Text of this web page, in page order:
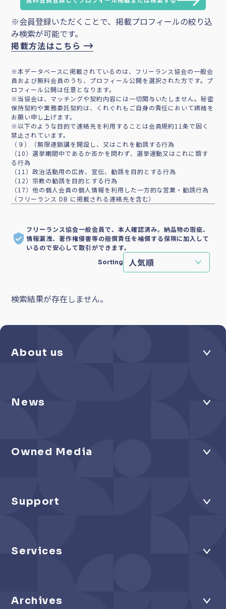
※会員登録いただくことで、掲載プロフィールの絞り込
み検索が可能です。
掲載方法はこちら
※本データベースに掲載されているのは、フリーランス協会の一般会
員および無料会員のうち、プロフィール公開を選択された方です。プ
ロフィール公開は任意となります。
※当協会は、マッチングや契約内容には一切関与いたしません。秘密
保持契約や業務委託契約は、くれぐれもご自身の責任において締結を
お願い申し上げます。
※以下のような目的で連絡先を利用することは会員規約11条で固く
禁止されています。
（９）（無限連鎖講を開設し、又はこれを勧誘する行為
（10）選挙期間中であるか否かを問わず、選挙運動又はこれに類す
る行為
（11）政治活動用の広告、宣伝、勧誘を目的とする行為
（12）宗教の勧誘を目的とする行為
（17）他の個人会員の個人情報を利用した一方的な営業・勧誘行為
（フリーランス DB に掲載される連絡先を含む）
フリーランス協会一般会員で、本人確認済み。納品物の瑕疵、
情報漏洩、著作権侵害等の賠償責任を補償する保険に加入して
いるので安心して取引ができます。
Sorting
検索結果が存在しません。
About us
News
Owned Media
Support
Services
Archives